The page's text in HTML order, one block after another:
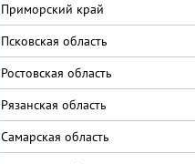
Приморский край
Псковская область
Ростовская область
Рязанская область
Самарская область